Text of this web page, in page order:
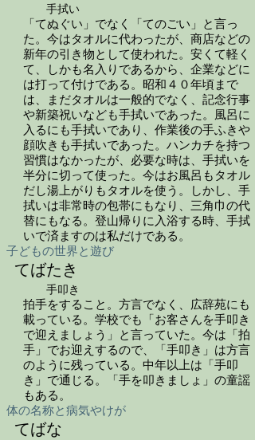
手拭い
「てぬぐい」でなく「てのごい」と言っ
た。今はタオルに代わったが、商店などの
新年の引き物として使われた。安くて軽く
て、しかも名入りであるから、企業などに
は打って付けである。昭和４０年頃まで
は、まだタオルは一般的でなく、記念行事
や新築祝いなども手拭いであった。風呂に
入るにも手拭いであり、作業後の手ふきや
顔吹きも手拭いであった。ハンカチを持つ
習慣はなかったが、必要な時は、手拭いを
半分に切って使った。今はお風呂もタオル
だし湯上がりもタオルを使う。しかし、手
拭いは非常時の包帯にもなり、三角巾の代
替にもなる。登山帰りに入浴する時、手拭
いで済ますのは私だけである。
子どもの世界と遊び
てばたき
手叩き
拍手をすること。方言でなく、広辞苑にも
載っている。学校でも「お客さんを手叩き
で迎えましょう」と言っていた。今は「拍
手」でお迎えするので、「手叩き」は方言
のように残っている。中年以上は「手叩
き」で通じる。「手を叩きましょ」の童謡
もある。
体の名称と病気やけが
てばな